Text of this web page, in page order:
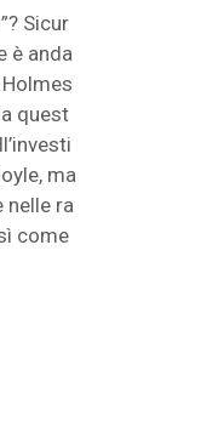
Sicur
è anda
quest
ma
nelle ra
come